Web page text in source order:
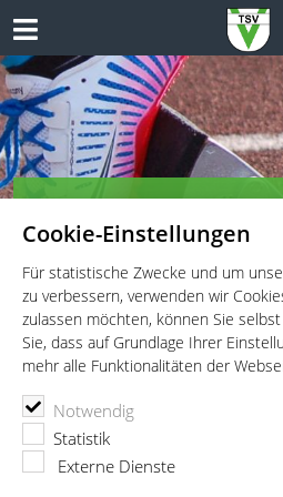
Cookie-Einstellungen
Für statistische Zwecke und um
zu verbessern, verwenden wir
zulassen möchten, können Sie
Sie, dass auf Grundlage Ihrer
mehr alle Funktionalitäten der
Notwendig
Statistik
Externe Dienste
Leichtathletik für Wettkämpfer,
Freitzeitathleten
TSV Vaterstetten e.V.
Herbstsportfest beim TSV
Herbstsportfest beim